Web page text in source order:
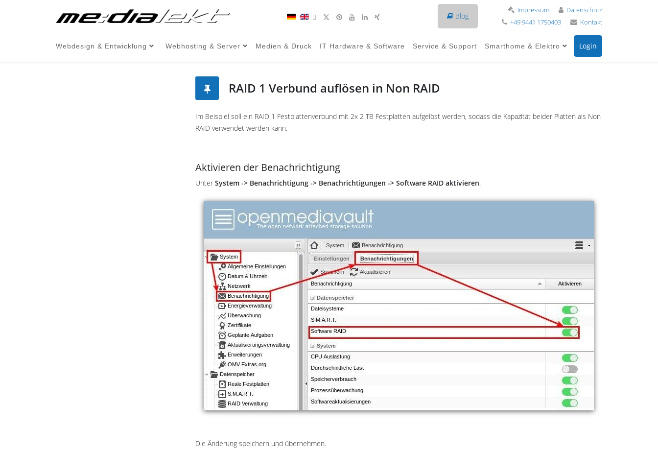
Blog
Impressum
Datenschutz
+49 9441 1750403
Kontakt
Webdesign & Entwicklung Webhosting & Server Medien & Druck IT Hardware & Software Service & Support Smarthome & Elektro Login
RAID 1 Verbund auflösen in Non RAID
Im Beispiel soll ein RAID 1 Festplattenverbund mit 2x 2 TB Festplatten aufgelöst werden, sodass die Kapazität beider Platten als Non
RAID verwendet werden kann.
Aktivieren der Benachrichtigung
Unter System -> Benachrichtigung -> Benachrichtigungen -> Software RAID aktivieren.
Die Änderung speichern und übernehmen.